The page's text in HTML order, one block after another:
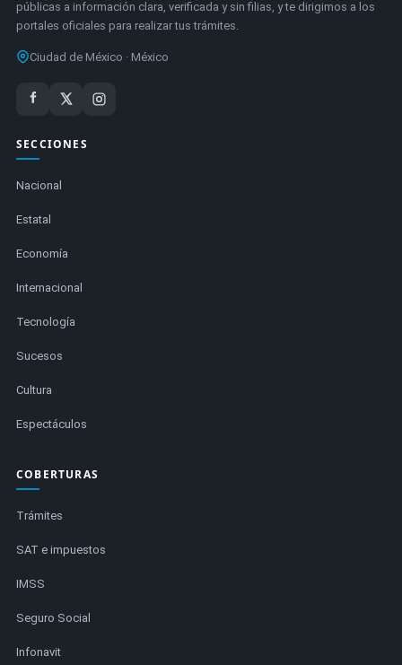
públicas a información clara, verificada y sin filias, y te dirigimos a los
portales oficiales para realizar tus trámites.
Ciudad de México · México
SECCIONES
Nacional
Estatal
Economía
Internacional
Tecnología
Sucesos
Cultura
Espectáculos
COBERTURAS
Trámites
SAT e impuestos
IMSS
Seguro Social
Infonavit